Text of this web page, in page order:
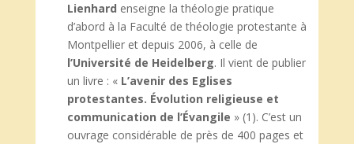
Lienhard enseigne la théologie pratique
d’abord à la Faculté de théologie protestante à
Montpellier et depuis 2006, à celle de
l’Université de Heidelberg. Il vient de publier
un livre : « L’avenir des Eglises
protestantes. Évolution religieuse et
communication de l’Évangile » (1). C’est un
ouvrage considérable de près de 400 pages et